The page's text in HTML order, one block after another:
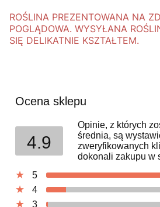
ROŚLINA PREZENTOWANA NA
POGLĄDOWA. WYSYŁANA
SIĘ DELIKATNIE KSZTAŁTEM.
Ocena sklepu
4.9
Opinie, z których
średnia, są
zweryfikowanych
dokonali zakupu w
5
4
3